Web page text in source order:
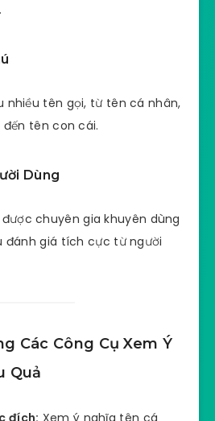
nhiều tên gọi, từ tên cá nhân,
tên con cái.
Dùng
chuyên gia khuyên dùng
đánh giá tích cực từ người
Các Công Cụ Xem Ý
Quả
đích: Xem ý nghĩa tên cá